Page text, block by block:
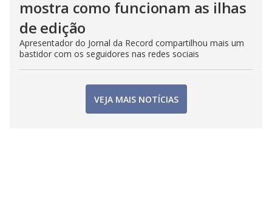
mostra como funcionam as ilhas
de edição
Apresentador do Jornal da Record compartilhou mais um
bastidor com os seguidores nas redes sociais
VEJA MAIS NOTÍCIAS